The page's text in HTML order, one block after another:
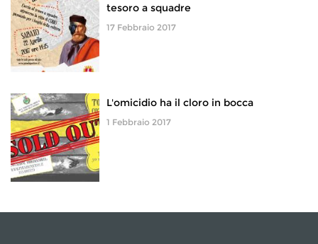
tesoro a squadre
17 Febbraio 2017
L'omicidio ha il cloro in bocca
1 Febbraio 2017